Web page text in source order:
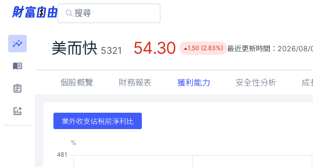
美而快 5321 54.30 1.50 (2.83%) 最近更新時間： 2026/08/
個股概覽 財務報表 獲利能力 安全性分析 成
業外收支佔稅前淨利比